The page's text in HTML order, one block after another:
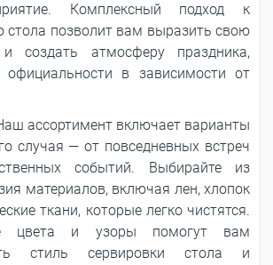
Комплексный подход к
стола позволит вам выразить свою
и создать атмосферу праздника,
в зависимости от
ассортимент включает варианты
случая ― от повседневных встреч
событий. Выбирайте из
материалов, включая лен, хлопок
ткани, которые легко чистятся.
цвета и узоры помогут вам
стиль сервировки стола и